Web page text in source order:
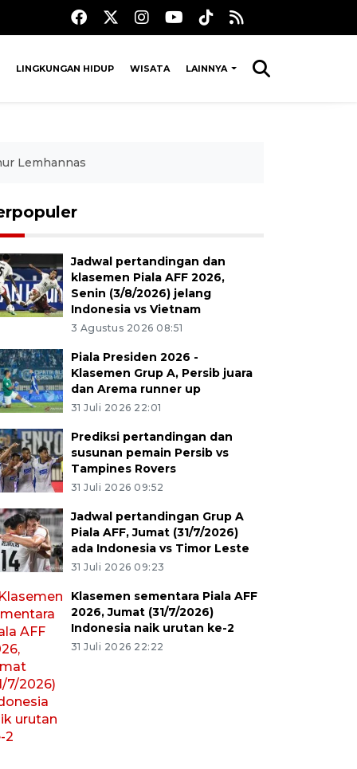
LINGKUNGAN HIDUP WISATA LAINNYA
Lemhannas
Jadwal pertandingan dan
klasemen Piala AFF 2026,
Senin (3/8/2026) jelang
Indonesia vs Vietnam
3 Agustus 2026 08:51
Piala Presiden 2026 -
Klasemen Grup A, Persib juara
dan Arema runner up
31 Juli 2026 22:01
Prediksi pertandingan dan
susunan pemain Persib vs
Tampines Rovers
31 Juli 2026 09:52
Jadwal pertandingan Grup A
Piala AFF, Jumat (31/7/2026)
ada Indonesia vs Timor Leste
31 Juli 2026 09:23
Klasemen sementara Piala AFF
2026, Jumat (31/7/2026)
Indonesia naik urutan ke-2
31 Juli 2026 22:22